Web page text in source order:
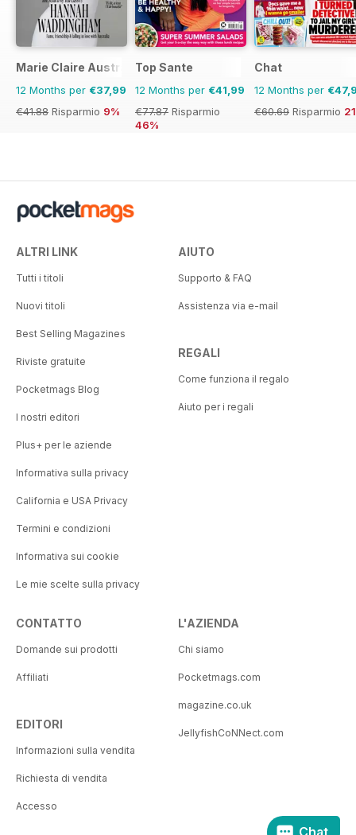
Marie Claire Australia
12 Months per €37,99
€41.88 Risparmio 9%
Top Sante
12 Months per €41,99
€77.87 Risparmio
46%
Chat
12 Months per
€60.69 Risparmio
ALTRI LINK
Tutti i titoli
Nuovi titoli
Best Selling Magazines
Riviste gratuite
Pocketmags Blog
I nostri editori
Plus+ per le aziende
Informativa sulla privacy
California e USA Privacy
Termini e condizioni
Informativa sui cookie
Le mie scelte sulla privacy
AIUTO
Supporto & FAQ
Assistenza via e-mail
REGALI
Come funziona il regalo
Aiuto per i regali
CONTATTO
Domande sui prodotti
Affiliati
EDITORI
Informazioni sulla vendita
Richiesta di vendita
Accesso
L'AZIENDA
Chi siamo
Pocketmags.com
magazine.co.uk
JellyfishCoNNect.com
Chat